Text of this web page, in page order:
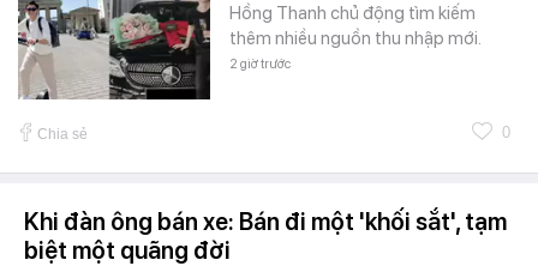
Hồng Thanh chủ động tìm kiếm
thêm nhiều nguồn thu nhập mới.
2 giờ trước
Chia sẻ 0
Khi đàn ông bán xe: Bán đi một 'khối sắt', tạm
biệt một quãng đời